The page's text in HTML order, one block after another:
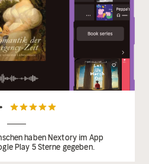
haben Nextory im App
Play 5 Sterne gegeben.